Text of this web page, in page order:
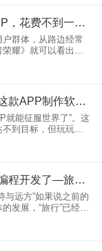
不懂编程，打造校园APP，花费不到一万块赢得数十万用户
群体，从路边经常
耀》就可以看出。
响儿童学习成长的
革的试点，经国家
APP开发成本是多少？这款APP制作软件可以节省90% 的成本，中学生都会制作
就能征服世界了”。这
到目标，但玩玩试
就是，这个“玩玩试
APP开发公司的人，
旅游APP制作可实现零编程开发了—旅游APP制作工具及类型介绍
与远方”如果说之前的
发展，“旅行”已经成
验另一种生活，还
闻，不仅仅在于旅